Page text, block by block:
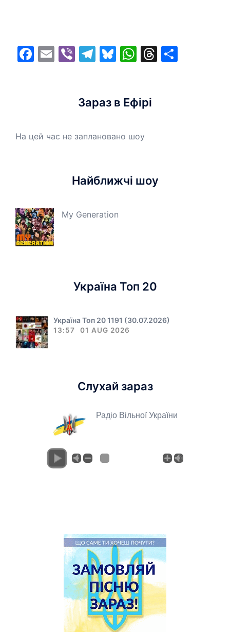
Facebook
EmailViberTelegram
Bluesky
WhatsApp
Threads
Зараз в Ефірі
На цей час не заплановано шоу
Найближчі шоу
My Generation
Україна Топ 20
Україна Топ 20 1191 (30.07.2026)
13:57 01 AUG 2026
Слухай зараз
Радіо Вільної України